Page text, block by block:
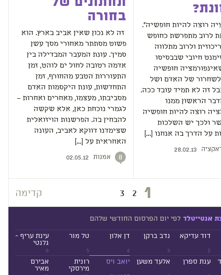
רוצה להיות חופשיה".
לרוב מתפרשת כחופש
ולרוב מתלווה
חיובי שבבסיסו
חופשיה
לשחרור של האדם ושל
זה לא תמיד עובד ככה.
הראשון ממנו
רוצה להיות חופשיה
ולכך יש השלכות
על הדרך בה אנחנו […]
28.02.13
בחורה
זה לא נכון שאין אביב בארץ. הוא
פשוט מסתתר מאחורי מסך עשן
סמיך. עונת המעבר המבדילה בין
אדמה רטובה לחול ים לוהט, זמן
התעוררות הטבע מהחורף, זמן
התחדשות, עונת היקסמות האדם
מסביבתו, מעצמו, מאחרים ואחרות –
לגמרי נוכחת כאן, אלא שקשה
להבחין בה. הפרשנות הויזואלית
שצימדנו דווקא לאביב, העונה
האחראית על […]
8 אמנות 02.05.12
1
2
3 קדימה
אנטייטלד לפי יום הפרסום החודשי שלהם
2
דוד עדיקא
3
נדב ברקן
4
דן אלון
5
טל מור
6
עינת עריף -
גלנטי
ענת ספרן אלעד משען יואב ויס
רונית
מירסקי
אבירם
מאיר